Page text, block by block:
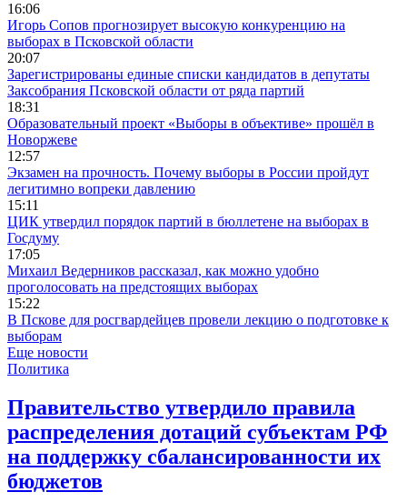
16:06
Игорь Сопов прогнозирует высокую конкуренцию на
выборах в Псковской области
20:07
Зарегистрированы единые списки кандидатов в депутаты
Заксобрания Псковской области от ряда партий
18:31
Образовательный проект «Выборы в объективе» прошёл в
Новоржеве
12:57
Экзамен на прочность. Почему выборы в России пройдут
легитимно вопреки давлению
15:11
ЦИК утвердил порядок партий в бюллетене на выборах в
Госдуму
17:05
Михаил Ведерников рассказал, как можно удобно
проголосовать на предстоящих выборах
15:22
В Пскове для росгвардейцев провели лекцию о подготовке к
выборам
Еще новости
Политика
Правительство утвердило правила
распределения дотаций субъектам РФ
на поддержку сбалансированности их
бюджетов